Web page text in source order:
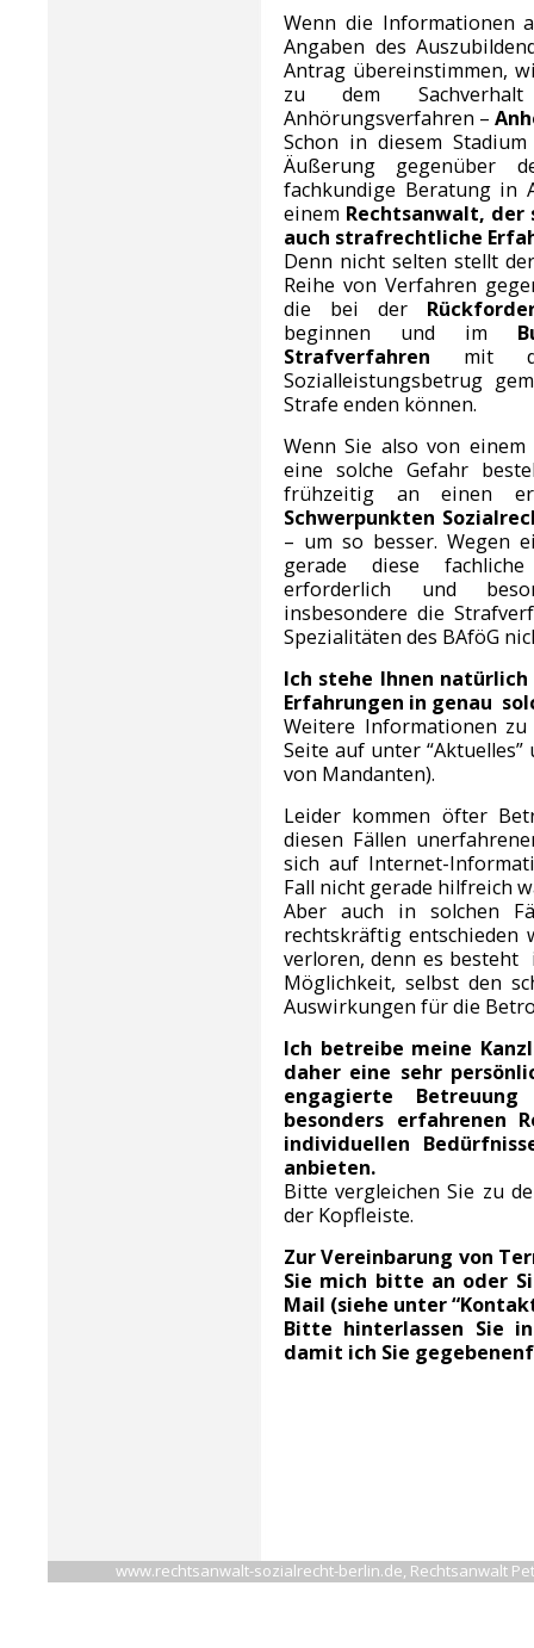
Wenn die Informationen
Angaben des
Antrag übereinstimmen,
zu dem
Anhörungsverfahren –
Schon in diesem
Äußerung gegenüber
fachkundige Beratung in
einem Rechtsanwalt, der
auch strafrechtliche
Denn nicht selten stellt
Reihe von Verfahren
die bei der
beginnen und im
Strafverfahren mit
Sozialleistungsbetrug
Strafe enden können.
Wenn Sie also von
eine solche Gefahr
frühzeitig an einen
Schwerpunkten
– um so besser. Wegen
gerade diese
erforderlich und
insbesondere die
Spezialitäten des BAföG
Ich stehe Ihnen
Erfahrungen in genau
Weitere Informationen
Seite auf unter
von Mandanten).
Leider kommen öfter
diesen Fällen
sich auf Internet-
Fall nicht gerade hilfreich
Aber auch in solchen
rechtskräftig
verloren, denn es besteht
Möglichkeit, selbst den
Auswirkungen für die
Ich betreibe meine
daher eine sehr
engagierte
besonders erfahrenen
individuellen
anbieten.
Bitte vergleichen Sie zu
der Kopfleiste.
Zur Vereinbarung von
Sie mich bitte an oder
Mail (siehe unter
Bitte hinterlassen Sie
damit ich Sie
www.rechtsanwalt-sozialrecht-berlin.de, Rechtsanwalt